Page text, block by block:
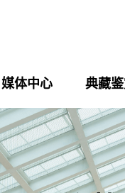
媒体中心 典藏